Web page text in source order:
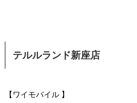
テルルランド新座店
【ワイモバイル 】